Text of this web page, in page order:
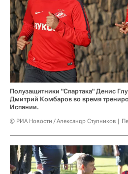
Полузащитники "Спартака" Денис
Дмитрий Комбаров во время
Испании.
© РИА Новости / Александр Ступников